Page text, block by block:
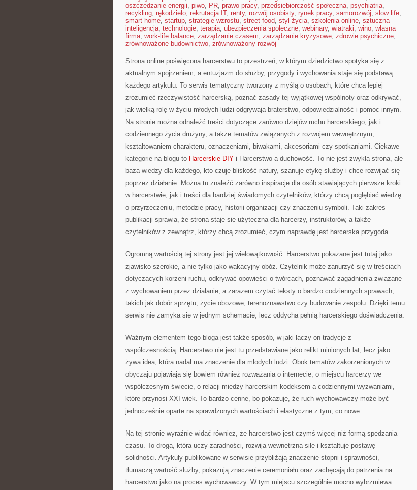
oszczędzanie energii, piwo, PR, prawo pracy, przedsiębiorczość społeczna, psychiatria,
recykling, rękodzieło, rekrutacja IT, renty, rozwój osobisty, rynek pracy, samorozwój, slow life,
smart home, startup, strategie wzrostu, street food, styl życia, szkolenia online, sztuczna
inteligencja, technologie, terapia, ubezpieczenia społeczne, webinary, wiatraki, wino, własna
firma, work-life balance, zarządzanie czasem, zarządzanie kryzysowe, zdrowie psychiczne,
zrównoważone budownictwo, zrównoważony rozwój
Strona online poświęcona harcerstwu to przestrzeń, w którym dziedzictwo spotyka się z
aktualnym spojrzeniem, a entuzjazm do służby, przygody i wychowania staje się podstawą
każdego artykułu. To serwis tematyczny tworzony z myślą o osobach, które chcą lepiej
zrozumieć rzeczywistość harcerską, poznać zasady tej wyjątkowej wspólnoty oraz odkrywać,
jak wielką rolę w życiu młodych ludzi odgrywają braterstwo, odpowiedzialność i pomoc innym.
Na stronie można odnaleźć treści dotyczące zarówno dziejów ruchu harcerskiego, jak i
codziennego życia drużyny, a także tematów związanych z rozwojem wewnętrznym,
kształtowaniem charakteru, oznaczeniami, biwakami, akcesoriami czy spotkaniami. Ciekawe
kategorie na blogu to Harcerskie DIY i Harcerstwo a duchowość. To nie jest zwykła strona, ale
baza wiedzy dla każdego, kto czuje bliskość natury, szanuje etykę służby i chce rozwijać się
poprzez działanie. Można tu znaleźć zarówno inspiracje dla osób stawiających pierwsze kroki
w harcerstwie, jak i treści dla bardziej świadomych czytelników, którzy chcą pogłębiać wiedzę
o przyrzeczeniu, metodzie pracy, historii organizacji czy znaczeniu symboli. Taki zakres
publikacji sprawia, że strona staje się użyteczna dla harcerzy, instruktorów, a także
czytelników z zewnątrz, którzy chcą zrozumieć, czym naprawdę jest harcerska przygoda.
Ogromną wartością tej strony jest jej wielowątkowość. Harcerstwo pokazane jest tutaj jako
zjawisko szerokie, a nie tylko jako wakacyjny obóz. Czytelnik może zanurzyć się w treściach
dotyczących korzeni ruchu, odkrywać opowieści o twórcach, poznawać zagadnienia związane
z wychowaniem przez działanie, a zarazem czytać teksty o bardzo codziennych sprawach,
takich jak dobór sprzętu, życie obozowe, terenoznawstwo czy budowanie zespołu. Dzięki temu
serwis nie zamyka się w jednym schemacie, lecz oddycha pełnią harcerskiego doświadczenia.
Ważnym elementem tego bloga jest także sposób, w jaki łączy on tradycję z
współczesnością. Harcerstwo nie jest tu przedstawiane jako relikt minionych lat, lecz jako
żywa idea, która nadal ma znaczenie dla młodych ludzi. Obok tematów zakorzenionych w
obyczaju pojawiają się bowiem również rozważania o internecie, o miejscu harcerzy we
współczesnym świecie, o relacji między harcerskim kodeksem a codziennymi wyzwaniami,
które przynosi XXI wiek. To bardzo cenne, bo pokazuje, że ruch wychowawczy może być
jednocześnie oparte na sprawdzonych wartościach i elastyczne z tym, co nowe.
Na tej stronie wyraźnie widać również, że harcerstwo jest czymś więcej niż formą spędzania
czasu. To droga, która uczy zaradności, rozwija wewnętrzną siłę i kształtuje postawę
solidności. Artykuły publikowane w serwisie przybliżają znaczenie stopni i sprawności,
tłumaczą wartość służby, pokazują znaczenie ceremoniału oraz zachęcają do patrzenia na
harcerstwo jako na proces wychowawczy. W tym miejscu szczególnie mocno wybrzmiewa